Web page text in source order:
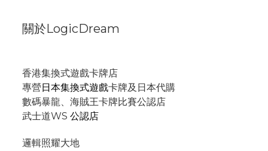
關於LogicDream
香港集換式遊戲卡牌店
專營日本集換式遊戲卡牌及日本代購
數碼暴龍、海賊王卡牌比賽公認店
武士道WS 公認店
邏輯照耀大地